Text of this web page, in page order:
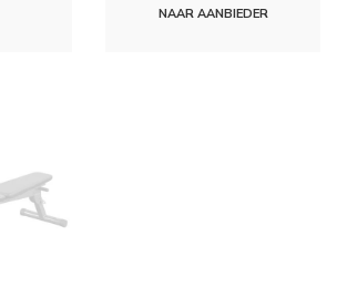
d
NAAR AANBIEDER